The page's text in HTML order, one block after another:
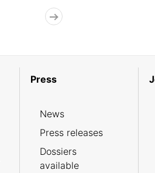
Press
News
Press releases
Dossiers
available